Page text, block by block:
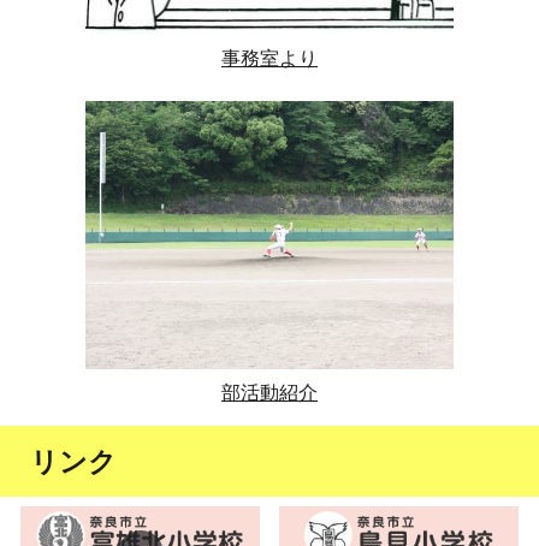
事務室より
部活動紹介
リンク